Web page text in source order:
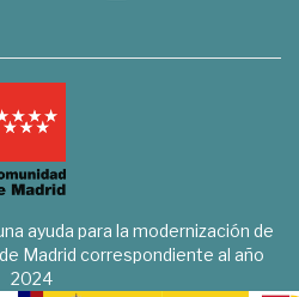
ayuda para la modernización de
Madrid correspondiente al año
2024